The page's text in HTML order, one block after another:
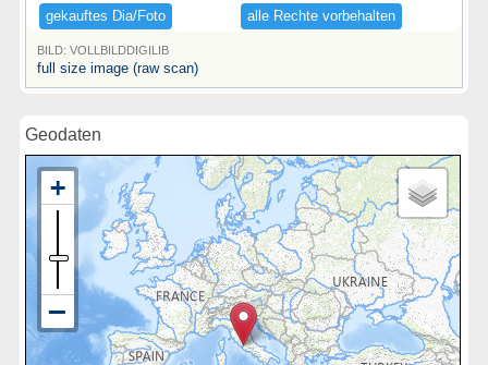
gekauftes ​Dia/​Foto alle ​Rechte ​vorbehalten
BILD: VOLLBILDDIGILIB
full size image (raw scan)
Geodaten